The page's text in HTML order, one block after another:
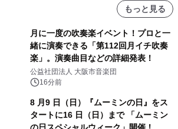
もっと見る
月に一度の吹奏楽イベント！プロと一
緒に演奏できる「第112回月イチ吹奏
楽」。演奏曲目などの詳細発表！
公益社団法人 大阪市音楽団
16分前
8 月9 日（日）『ムーミンの日』をス
タートに16 日（日）まで 「ムーミン
の日スペシャルウィーク」開催！